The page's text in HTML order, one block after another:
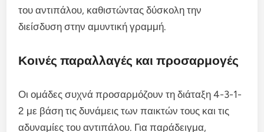
του αντιπάλου, καθιστώντας δύσκολη την
διείσδυση στην αμυντική γραμμή.
Κοινές παραλλαγές και προσαρμογές
Οι ομάδες συχνά προσαρμόζουν τη διάταξη 4-3-1-
2 με βάση τις δυνάμεις των παικτών τους και τις
αδυναμίες του αντιπάλου. Για παράδειγμα,